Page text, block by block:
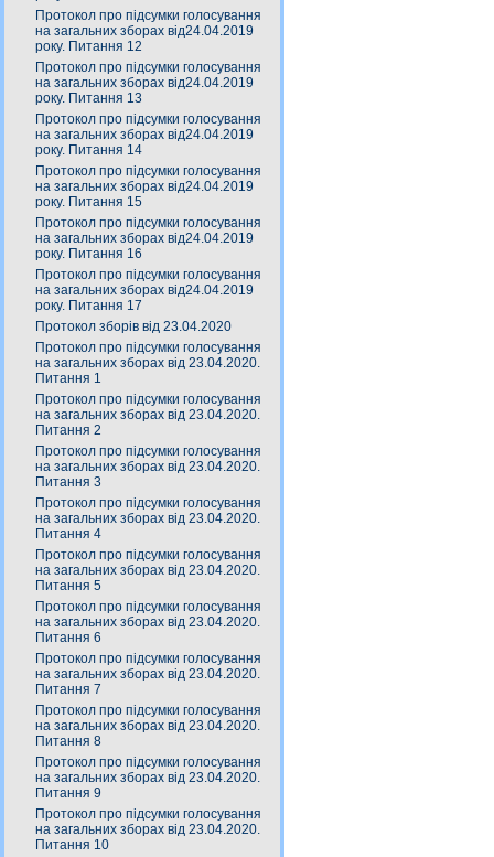
Протокол про підсумки голосування
на загальних зборах від24.04.2019
року. Питання 12
Протокол про підсумки голосування
на загальних зборах від24.04.2019
року. Питання 13
Протокол про підсумки голосування
на загальних зборах від24.04.2019
року. Питання 14
Протокол про підсумки голосування
на загальних зборах від24.04.2019
року. Питання 15
Протокол про підсумки голосування
на загальних зборах від24.04.2019
року. Питання 16
Протокол про підсумки голосування
на загальних зборах від24.04.2019
року. Питання 17
Протокол зборів від 23.04.2020
Протокол про підсумки голосування
на загальних зборах від 23.04.2020.
Питання 1
Протокол про підсумки голосування
на загальних зборах від 23.04.2020.
Питання 2
Протокол про підсумки голосування
на загальних зборах від 23.04.2020.
Питання 3
Протокол про підсумки голосування
на загальних зборах від 23.04.2020.
Питання 4
Протокол про підсумки голосування
на загальних зборах від 23.04.2020.
Питання 5
Протокол про підсумки голосування
на загальних зборах від 23.04.2020.
Питання 6
Протокол про підсумки голосування
на загальних зборах від 23.04.2020.
Питання 7
Протокол про підсумки голосування
на загальних зборах від 23.04.2020.
Питання 8
Протокол про підсумки голосування
на загальних зборах від 23.04.2020.
Питання 9
Протокол про підсумки голосування
на загальних зборах від 23.04.2020.
Питання 10